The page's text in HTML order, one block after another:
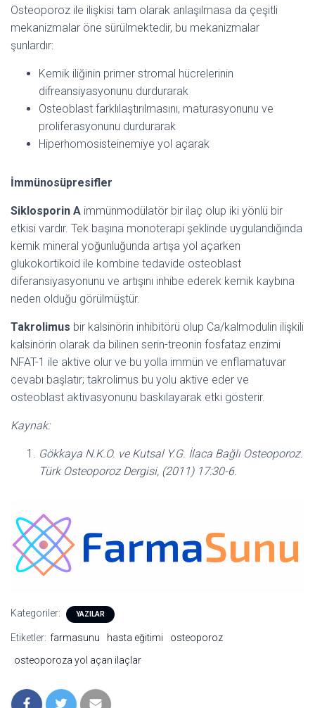
Osteoporoz ile ilişkisi tam olarak anlaşılmasa da çeşitli
mekanizmalar öne sürülmektedir, bu mekanizmalar
şunlardır:
Kemik iliğinin primer stromal hücrelerinin
difreansiyasyonunu durdurarak
Osteoblast farklılaştırılmasını, maturasyonunu ve
proliferasyonunu durdurarak
Hiperhomosisteinemiye yol açarak
İmmünosüpresifler
Siklosporin A immünmodülatör bir ilaç olup iki yönlü bir
etkisi vardır. Tek başına monoterapi şeklinde uygulandığında
kemik mineral yoğunluğunda artışa yol açarken
glukokortikoid ile kombine tedavide osteoblast
diferansiyasyonunu ve artışını inhibe ederek kemik kaybına
neden olduğu görülmüştür.
Takrolimus bir kalsinörin inhibitörü olup Ca/kalmodulin ilişkili
kalsinörin olarak da bilinen serin-treonin fosfataz enzimi
NFAT-1 ile aktive olur ve bu yolla immün ve enflamatuvar
cevabı başlatır; takrolimus bu yolu aktive eder ve
osteoblast aktivasyonunu baskılayarak etki gösterir.
Kaynak:
Gökkaya N.K.O. ve Kutsal Y.G. İlaca Bağlı Osteoporoz.
Türk Osteoporoz Dergisi, (2011) 17:30-6.
Kategoriler: YAZILAR
Etiketler: farmasunu hasta eğitimi
osteoporoz
osteoporoza yol açan ilaçlar